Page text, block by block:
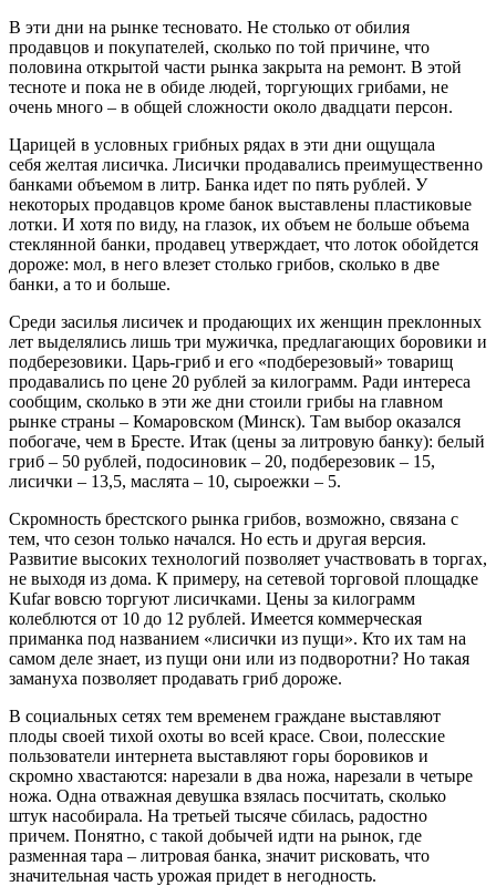
В эти дни на рынке тесновато. Не столько от обилия
продавцов и покупателей, сколько по той причине, что
половина открытой части рынка закрыта на ремонт. В этой
тесноте и пока не в обиде людей, торгующих грибами, не
очень много – в общей сложности около двадцати персон.
Царицей в условных грибных рядах в эти дни ощущала
себя желтая лисичка. Лисички продавались преимущественно
банками объемом в литр. Банка идет по пять рублей. У
некоторых продавцов кроме банок выставлены пластиковые
лотки. И хотя по виду, на глазок, их объем не больше объема
стеклянной банки, продавец утверждает, что лоток обойдется
дороже: мол, в него влезет столько грибов, сколько в две
банки, а то и больше.
Среди засилья лисичек и продающих их женщин преклонных
лет выделялись лишь три мужичка, предлагающих боровики и
подберезовики. Царь-гриб и его «подберезовый» товарищ
продавались по цене 20 рублей за килограмм. Ради интереса
сообщим, сколько в эти же дни стоили грибы на главном
рынке страны – Комаровском (Минск). Там выбор оказался
побогаче, чем в Бресте. Итак (цены за литровую банку): белый
гриб – 50 рублей, подосиновик – 20, подберезовик – 15,
лисички – 13,5, маслята – 10, сыроежки – 5.
Скромность брестского рынка грибов, возможно, связана с
тем, что сезон только начался. Но есть и другая версия.
Развитие высоких технологий позволяет участвовать в торгах,
не выходя из дома. К примеру, на сетевой торговой площадке
Kufar вовсю торгуют лисичками. Цены за килограмм
колеблются от 10 до 12 рублей. Имеется коммерческая
приманка под названием «лисички из пущи». Кто их там на
самом деле знает, из пущи они или из подворотни? Но такая
замануха позволяет продавать гриб дороже.
В социальных сетях тем временем граждане выставляют
плоды своей тихой охоты во всей красе. Свои, полесские
пользователи интернета выставляют горы боровиков и
скромно хвастаются: нарезали в два ножа, нарезали в четыре
ножа. Одна отважная девушка взялась посчитать, сколько
штук насобирала. На третьей тысяче сбилась, радостно
причем. Понятно, с такой добычей идти на рынок, где
разменная тара – литровая банка, значит рисковать, что
значительная часть урожая придет в негодность.